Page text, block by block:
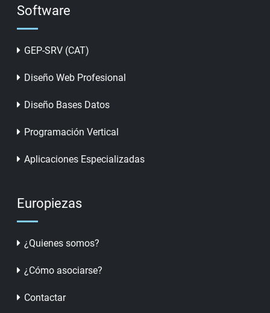
Software
GEP-SRV (CAT)
Diseño Web Profesional
Diseño Bases Datos
Programación Vertical
Aplicaciones Especializadas
Europiezas
¿Quienes somos?
¿Cómo asociarse?
Contactar